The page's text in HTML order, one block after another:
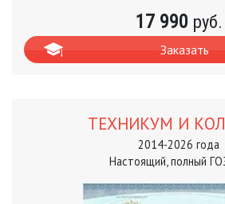
17 990 руб.
Заказать
ТЕХНИКУМ И
2014-2026 года
Настоящий, полный